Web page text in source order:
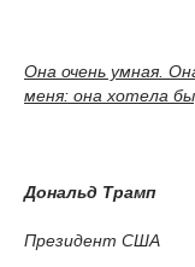
Она очень умная.
меня: она хотела
Дональд Трамп
Президент США